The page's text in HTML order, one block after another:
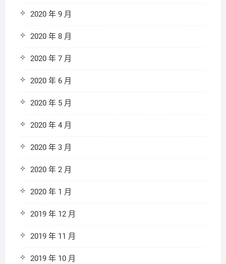
2020 年 9 月
2020 年 8 月
2020 年 7 月
2020 年 6 月
2020 年 5 月
2020 年 4 月
2020 年 3 月
2020 年 2 月
2020 年 1 月
2019 年 12 月
2019 年 11 月
2019 年 10 月